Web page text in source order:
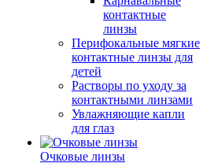
контактные
линзы
Перифокальные мягкие
контактные линзы для
детей
Растворы по уходу за
контактными линзами
Увлажняющие капли
для глаз
Очковые линзы